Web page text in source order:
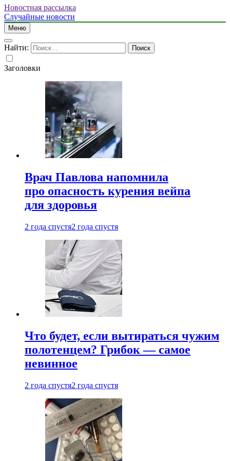
Новостная рассылка
Случайные новости
Меню
Найти:
Заголовки
Врач Павлова напомнила
про опасность курения вейпа
для здоровья
2 года спустя2 года спустя
Что будет, если вытираться чужим
полотенцем? Грибок — самое
невинное
2 года спустя2 года спустя